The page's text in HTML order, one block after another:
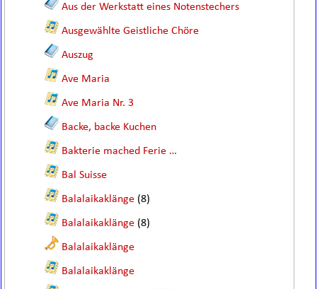
Aus der Werkstatt eines Notenstechers
Ausgewählte Geistliche Chöre
Auszug
Ave Maria
Ave Maria Nr. 3
Backe, backe Kuchen
Bakterie mached Ferie …
Bal Suisse
Balalaikaklänge (8)
Balalaikaklänge (8)
Balalaikaklänge
Balalaikaklänge